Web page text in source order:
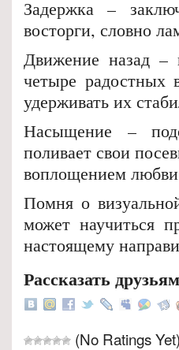
Задержка –
восторги, словно
Движение назад –
четыре радостных
удерживать их
Насыщение –
поливает свои
воплощением
Помня о
может научиться
настоящему
Рассказать друзьям
(No Ratings Yet)